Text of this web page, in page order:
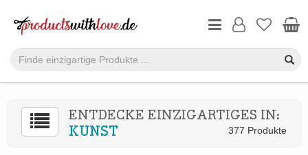
ENTDECKE EINZIGARTIGES IN:
KUNST
377 Produkte